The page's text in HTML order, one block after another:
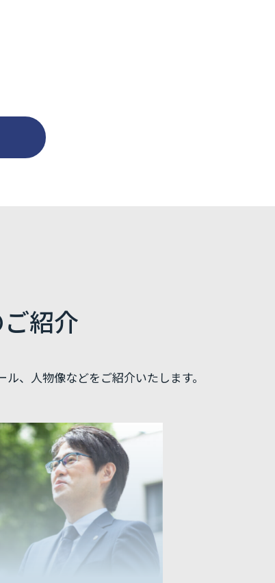
紹介
、人物像などをご紹介いたします。